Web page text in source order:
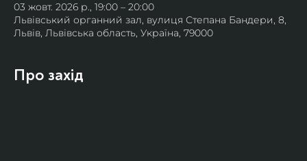
03 жовт. 2026 р., 19:00 – 20:00
Львівський органний зал, вулиця Степана Бандери, 8,
Львів, Львівська область, Україна, 79000
Про захід